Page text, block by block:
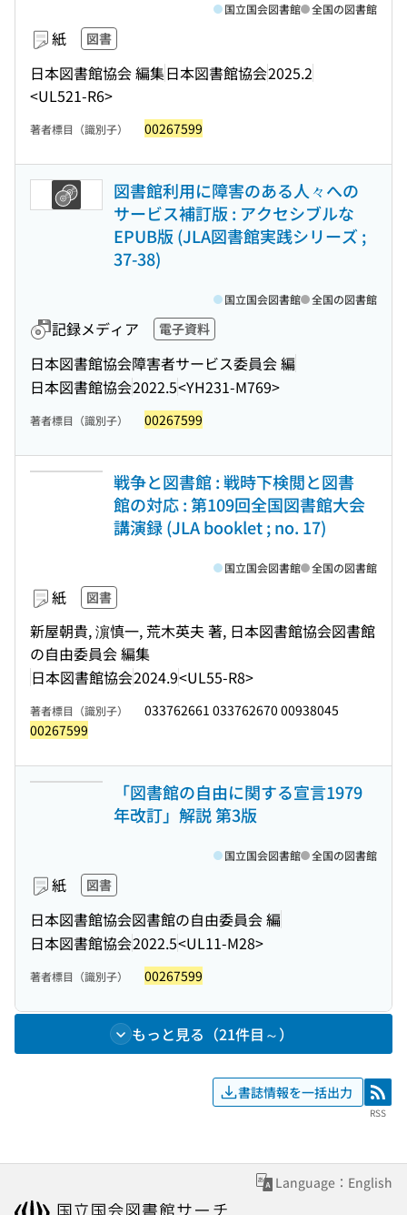
紙 図書
日本図書館協会 編集日本図書館協会2025.2
<UL521-R6>
国立国会図書館 全国の図書館
著者標目（識別子） 00267599
図書館利用に障害のある人々への
サービス補訂版 : アクセシブルな
EPUB版 (JLA図書館実践シリーズ ;
37-38)
記録メディア 電子資料
日本図書館協会障害者サービス委員会 編
日本図書館協会2022.5<YH231-M769>
国立国会図書館 全国の図書館
著者標目（識別子） 00267599
戦争と図書館 : 戦時下検閲と図書
館の対応 : 第109回全国図書館大会
講演録 (JLA booklet ; no. 17)
紙 図書
新屋朝貴, 濵慎一, 荒木英夫 著, 日本図書館協会図書館
の自由委員会 編集
日本図書館協会2024.9<UL55-R8>
国立国会図書館 全国の図書館
著者標目（識別子）
033762661 033762670 00938045
00267599
「図書館の自由に関する宣言1979
年改訂」解説 第3版
紙 図書
日本図書館協会図書館の自由委員会 編
日本図書館協会2022.5<UL11-M28>
国立国会図書館 全国の図書館
著者標目（識別子） 00267599
もっと見る（21件目～）
書誌情報を一括出力 RSS
RSS
Language：English